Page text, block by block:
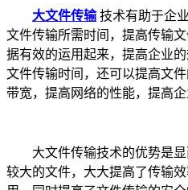
大文件传输 技术有助于企
文件传输所需时间，提高传输
据有效的运用起来，提高企业
文件传输时间，还可以提高文
带宽，提高网络的性能，提高企
大文件传输技术的优势是显
较大的文件，大大提高了传输